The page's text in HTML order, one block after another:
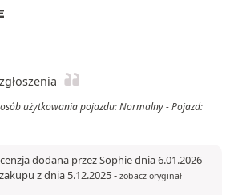
użytkowania pojazdu: Normalny - Pojazd:
dodana przez Sophie dnia 6.01.2026
z dnia 5.12.2025- zobacz oryginał